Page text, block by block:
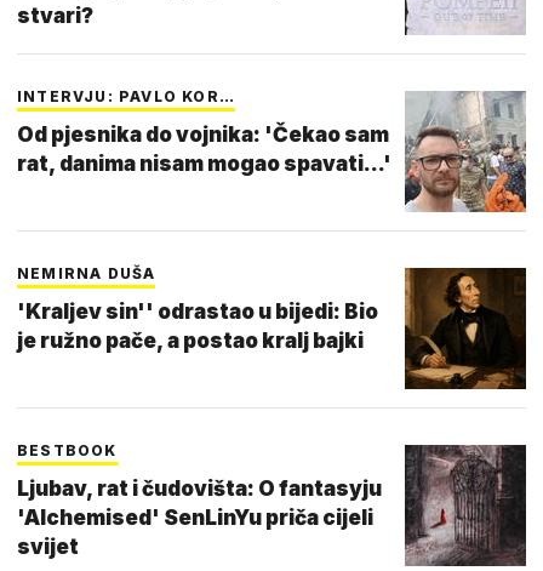
stvari?
INTERVJU: PAVLO KOR…
Od pjesnika do vojnika: 'Čekao sam
rat, danima nisam mogao spavati...'
NEMIRNA DUŠA
'Kraljev sin'' odrastao u bijedi: Bio
je ružno pače, a postao kralj bajki
BESTBOOK
Ljubav, rat i čudovišta: O fantasyju
'Alchemised' SenLinYu priča cijeli
svijet